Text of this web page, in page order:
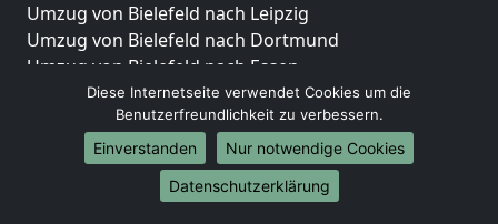
Umzug von Bielefeld nach Leipzig
Umzug von Bielefeld nach Dortmund
Umzug von Bielefeld nach Essen
Umzug von Bielefeld nach Bremen
Umzug von Bielefeld nach Dresden
Umzug von Bielefeld nach Hannover
Umzug von Bielefeld nach Nürnberg
Umzug von Bielefeld nach Duisburg
Diese Internetseite verwendet Cookies um die
Benutzerfreundlichkeit zu verbessern.
Einverstanden
Nur notwendige Cookies
Datenschutzerklärung